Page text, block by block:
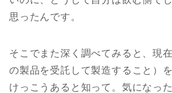
思ったんです。
そこでまた深く調べてみると、現
の製品を受託して製造すること）
けっこうあると知って。気になっ